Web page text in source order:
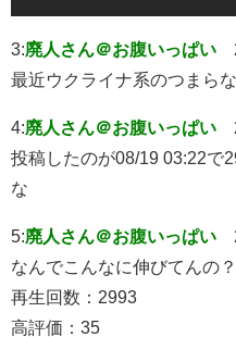
3:廃人さん＠お腹いっぱい
最近ウクライナ系のつまら
4:廃人さん＠お腹いっぱい
投稿したのが08/19 03:22で
な
5:廃人さん＠お腹いっぱい
なんでこんなに伸びてんの？
再生回数：2993
高評価：35